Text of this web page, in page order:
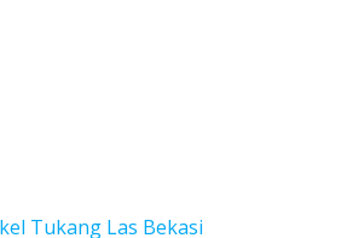
Tukang Las Bekasi